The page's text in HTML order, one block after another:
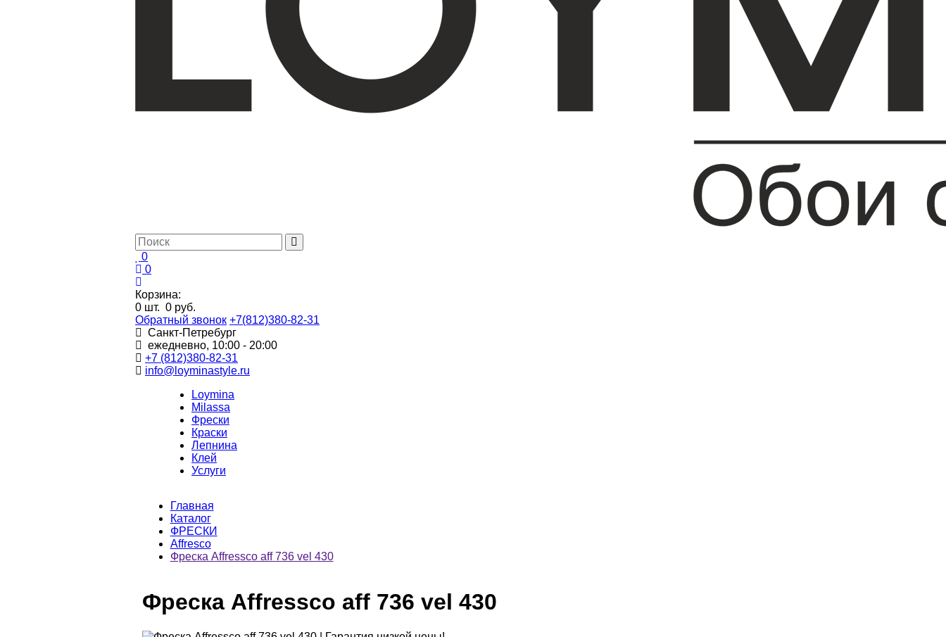
0
0
Корзина:
0 шт. 0 руб.
Обратный звонок +7(812)380-82-31
Санкт-Петребург
ежедневно, 10:00 - 20:00
+7 (812)380-82-31
info@loyminastyle.ru
Loymina
Milassa
Фрески
Краски
Лепнина
Клей
Услуги
Главная
Каталог
ФРЕСКИ
Affresco
Фреска Affressco aff 736 vel 430
Фреска Affressco aff 736 vel 430